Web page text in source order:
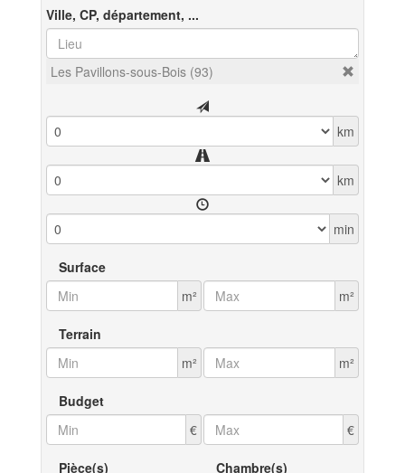
Ville, CP, département, ...
Les Pavillons-sous-Bois (93)
km
km
min
Surface
m²
m²
Terrain
m²
m²
Budget
€
€
Pièce(s) Chambre(s)